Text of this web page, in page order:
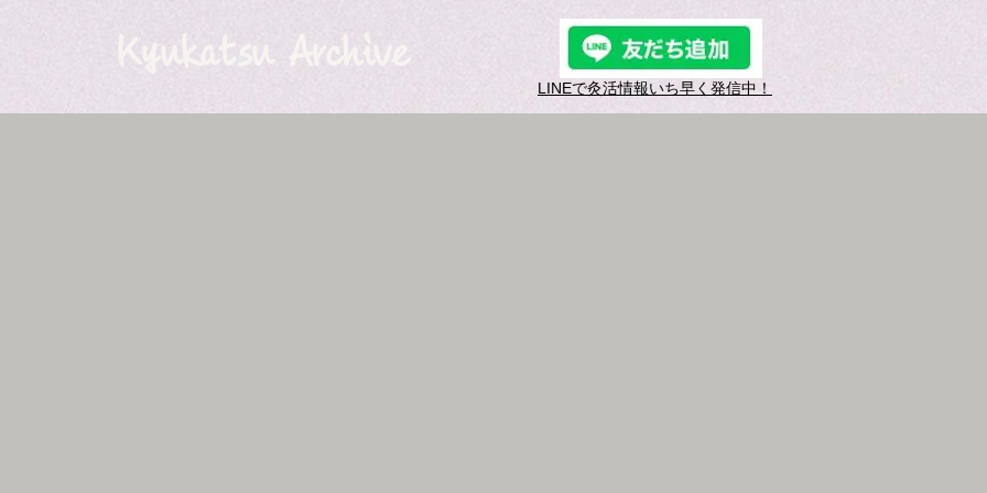
Kyukatsu Archive
LINEで灸活情報​いち早く発信中！